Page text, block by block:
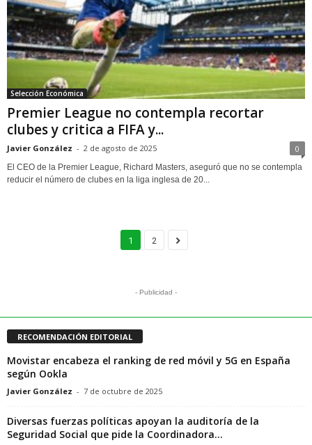
Selección Económica
Premier League no contempla recortar
clubes y critica a FIFA y...
Javier González - 2 de agosto de 2025 0
El CEO de la Premier League, Richard Masters, aseguró que no se contempla
reducir el número de clubes en la liga inglesa de 20...
1 2
- Publicidad -
RECOMENDACIÓN EDITORIAL
Movistar encabeza el ranking de red móvil y 5G en España
según Ookla
Javier González - 7 de octubre de 2025
Diversas fuerzas políticas apoyan la auditoría de la
Seguridad Social que pide la Coordinadora...